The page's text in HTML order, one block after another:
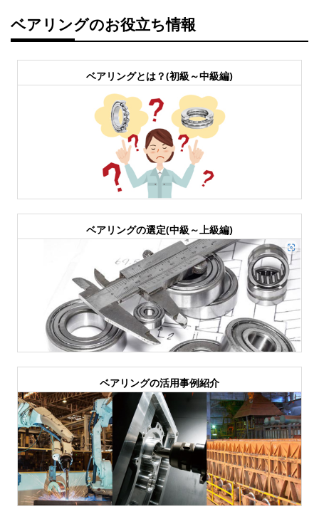
ベアリングのお役立ち情報
ベアリングとは？(初級～中級編)
ベアリングの選定(中級～上級編)
ベアリングの活用事例紹介